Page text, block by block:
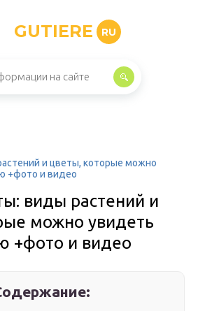
GUTIERE RU
и цветы, которые можно
+фото и видео
виды растений и
можно увидеть
+фото и видео